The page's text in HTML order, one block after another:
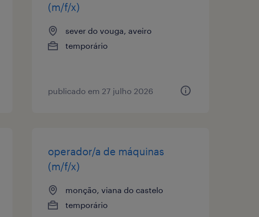
(m/f/x)
sever do vouga, aveiro
temporário
publicado em 27 julho 2026
operador/a de máquinas
(m/f/x)
monção, viana do castelo
temporário